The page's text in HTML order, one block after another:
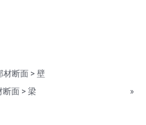
材断面 > 壁
断面 > 梁
»